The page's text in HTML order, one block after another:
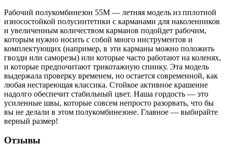
Рабочий полукомбинезон 55M — летняя модель из пплотной
износостойкой полусинтетики c карманами для наколенников
и увеличенным количеством карманов подойдет рабочим,
которым нужно носить с собой много инструментов и
комплектующих (например, в эти карманы можно положить
гвозди или саморезы) или которые часто работают на коленях,
и которые предпочитают трикотажную спинку. Эта модель
выдержала проверку временем, но остается современной, как
любая нестареющая классика. Стойкое активное крашение
надолго обеспечит стабильный цвет. Наша гордость — это
усиленные швы, которые совсем непросто разорвать, что бы
вы не делали в этом полукомбинезоне. Главное — выбирайте
верный размер!
Отзывы